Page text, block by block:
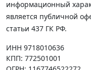
информационный
является публичной
статьи 437 ГК РФ.
ИНН 9718010636
КПП: 772501001